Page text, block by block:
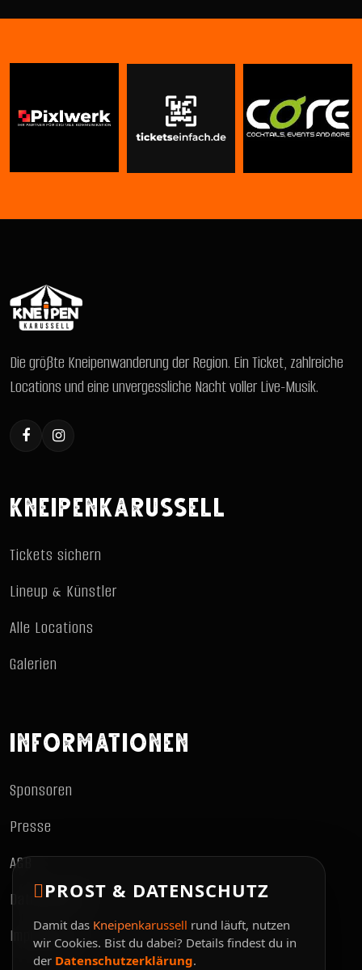
Die größte Kneipenwanderung der Region. Ein Ticket, zahlreiche
Locations und eine unvergessliche Nacht voller Live-Musik.
KNEIPENKARUSSELL
Tickets sichern
Lineup & Künstler
Alle Locations
Galerien
INFORMATIONEN
Sponsoren
Presse
AGB
Datenschutz
Impressum
PROST & DATENSCHUTZ
Damit das Kneipenkarussell rund läuft, nutzen
wir Cookies. Bist du dabei? Details findest du in
der Datenschutzerklärung.